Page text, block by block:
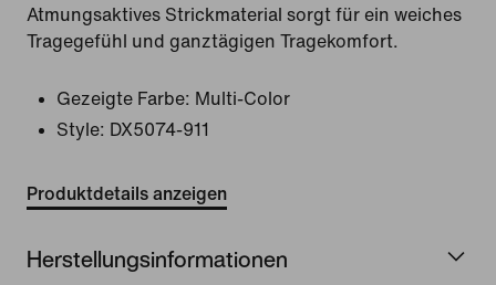
Atmungsaktives Strickmaterial sorgt für ein weiches
Tragegefühl und ganztägigen Tragekomfort.
Gezeigte Farbe: Multi-Color
Style: DX5074-911
Produktdetails anzeigen
Herstellungsinformationen